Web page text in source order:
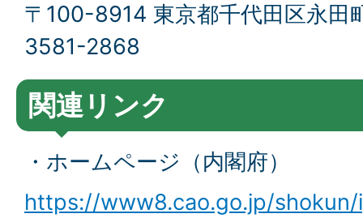
〒100-8914 東京都千代田区永
3581-2868
関連リンク
・ホームページ（内閣府）
https://www8.cao.go.jp/